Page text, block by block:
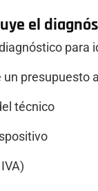
el
para
un presupuesto
técnico